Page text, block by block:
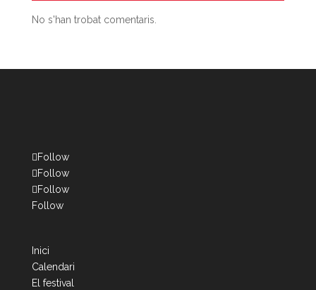
No s'han trobat comentaris.
Follow
Follow
Follow
Follow
Inici
Calendari
El festival